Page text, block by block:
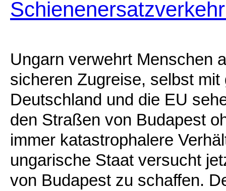
Ungarn verwehrt Menschen
sicheren Zugreise, selbst
Deutschland und die EU
den Straßen von Budapest
immer katastrophalere
ungarische Staat versucht
von Budapest zu schaffen.